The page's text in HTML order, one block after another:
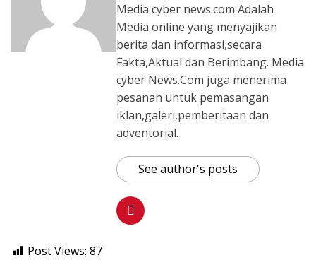
Media cyber news.com Adalah
Media online yang menyajikan
berita dan informasi,secara
Fakta,Aktual dan Berimbang. Media
cyber News.Com juga menerima
pesanan untuk pemasangan
iklan,galeri,pemberitaan dan
adventorial.
See author's posts
Post Views: 87